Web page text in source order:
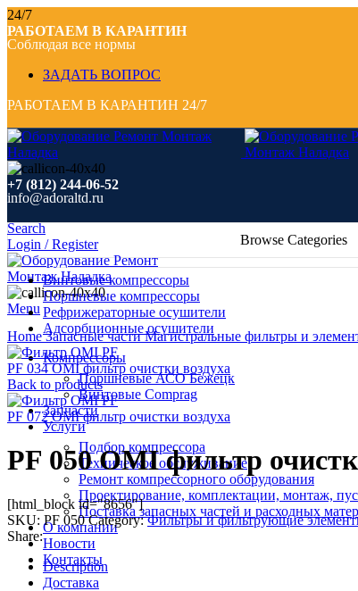
24/7
РАБОТАЕМ В КАРАНТИН
Соблюдая все нормы
ЗАДАТЬ ВОПРОС
РАБОТАЕМ В КАРАНТИН 24/7
+7 (812) 244-06-52
info@adoraltd.ru
Search
Login / Register
Menu
Browse Categories
Винтовые компрессоры
Поршневые компрессоры
Рефрижераторные осушители
Адсорбционные осушители
Компрессоры
Поршневые АСО Бежецк
Винтовые Comprag
Запчасти
Услуги
Подбор компрессора
Техническое обслуживание
Ремонт компрессорного оборудования
Проектирование, комплектации, монтаж,
Поставка запасных частей и расходных
О компании
Новости
Контакты
Click to enlarge
HomeЗапасные частиМагистральные фильтры и
PF 034 OMI фильтр очистки воздуха
Back to products
PF 072 OMI фильтр очистки воздуха
PF 050 OMI фильтр
[html_block id="8656"]
SKU: PF 050Category: Фильтры и фильтрующие
Share:
Description
Доставка